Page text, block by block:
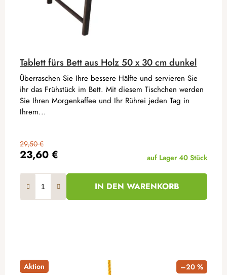
Tablett fürs Bett aus Holz 50 x 30 cm dunkel
23,60 €
29,50 €
auf Lager 40 Stück
IN DEN WARENKORB
Überraschen Sie Ihre bessere Hälfte und servieren Sie
ihr das Frühstück im Bett. Mit diesem Tischchen werden
Sie Ihren Morgenkaffee und Ihr Rührei jeden Tag in
Ihrem...
Aktion –20 %